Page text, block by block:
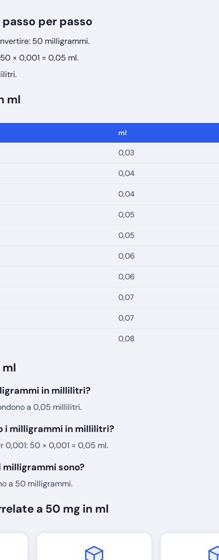
per passo
50 milligrammi.
× 0,001 = 0,05 ml.
ml
ml
0,03
0,04
0,04
0,05
0,05
0,06
0,06
0,07
0,07
0,08
ml
in millilitri?
a 0,05 millilitri.
i milligrammi in millilitri?
0,001: 50 × 0,001 = 0,05 ml.
sono?
a 50 milligrammi.
a 50 mg in ml